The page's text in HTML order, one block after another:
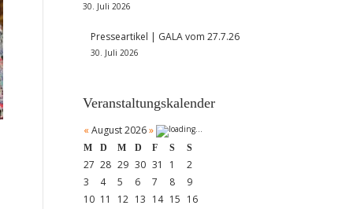
30. Juli 2026
Presseartikel | GALA vom 27.7.26
30. Juli 2026
Veranstaltungskalender
« August 2026 »
M D M D F S S
27 28 29 30 31 1
2
3
4 5 6 7 8
9
10 11 12 13 14 15 16